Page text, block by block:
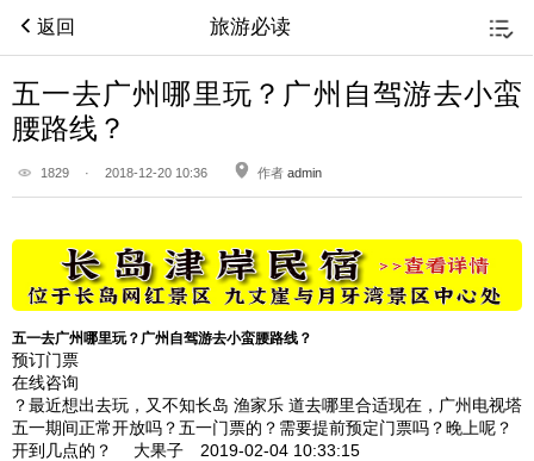
返回 旅游必读
五一去广州哪里玩？广州自驾游去小蛮
腰路线？
1829 · 2018-12-20 10:36 作者 admin
五一去广州哪里玩？广州自驾游去小蛮腰路线？
预订门票
在线咨询
？最近想出去玩，又不知长岛 渔家乐 道去哪里合适现在，广州电视塔
五一期间正常开放吗？五一门票的？需要提前预定门票吗？晚上呢？
开到几点的？
大果子 2019-02-04 10:33:15